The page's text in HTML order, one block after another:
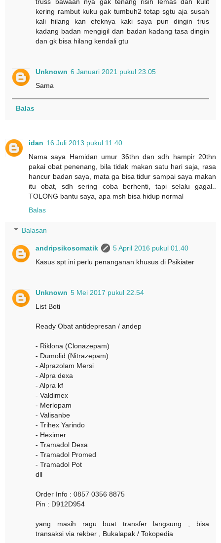
truss bawaan nya gak tenang risih lemas dah kulit
kering rambut kuku gak tumbuh2 tetap sgtu aja susah
kali hilang kan efeknya kaki saya pun dingin trus
kadang badan mengigil dan badan kadang tasa dingin
dan gk bisa hilang kendali gtu
Unknown 6 Januari 2021 pukul 23.05
Sama
Balas
idan 16 Juli 2013 pukul 11.40
Nama saya Hamidan umur 36thn dan sdh hampir 20thn
pakai obat penenang, bila tidak makan satu hari saja, rasa
hancur badan saya, mata ga bisa tidur sampai saya makan
itu obat, sdh sering coba berhenti, tapi selalu gagal..
TOLONG bantu saya, apa msh bisa hidup normal
Balas
Balasan
andripsikosomatik
5 April 2016 pukul 01.40
Kasus spt ini perlu penanganan khusus di Psikiater
Unknown 5 Mei 2017 pukul 22.54
List Boti
Ready Obat antidepresan / andep
- Riklona (Clonazepam)
- Dumolid (Nitrazepam)
- Alprazolam Mersi
- Alpra dexa
- Alpra kf
- Valdimex
- Merlopam
- Valisanbe
- Trihex Yarindo
- Heximer
- Tramadol Dexa
- Tramadol Promed
- Tramadol Pot
dll
Order Info : 0857 0356 8875
Pin : D912D954
yang masih ragu buat transfer langsung , bisa
transaksi via rekber , Bukalapak / Tokopedia